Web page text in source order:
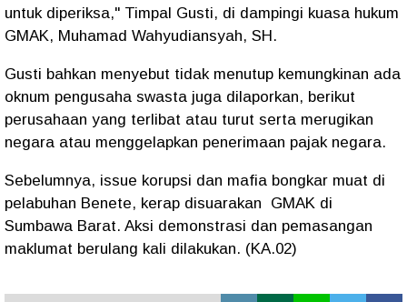
untuk diperiksa," Timpal Gusti, di dampingi kuasa hukum
GMAK, Muhamad Wahyudiansyah, SH.
Gusti bahkan menyebut tidak menutup kemungkinan ada
oknum pengusaha swasta juga dilaporkan, berikut
perusahaan yang terlibat atau turut serta merugikan
negara atau menggelapkan penerimaan pajak negara.
Sebelumnya, issue korupsi dan mafia bongkar muat di
pelabuhan Benete, kerap disuarakan GMAK di
Sumbawa Barat. Aksi demonstrasi dan pemasangan
maklumat berulang kali dilakukan. (KA.02)